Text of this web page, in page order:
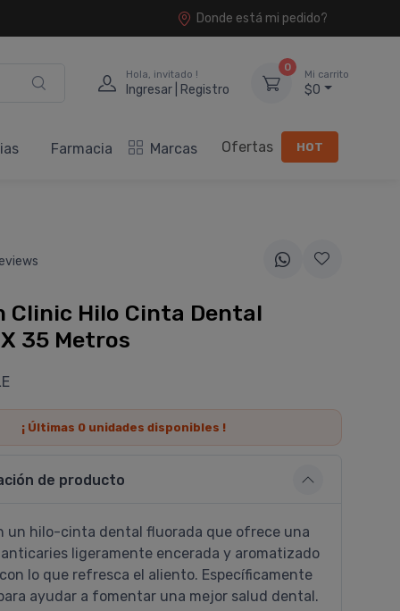
Donde está mi pedido?
Hola, invitado !
Ingresar | Registro
0
Mi carrito
$0
Farmacia Marcas Ofertas HOT
Clinic Hilo Cinta Dental
35 Metros
¡ Últimas 0 unidades disponibles !
de producto
un hilo-cinta dental fluorada que ofrece una
ligeramente encerada y aromatizado
lo que refresca el aliento. Especí­ficamente
ayudar a fomentar una mejor salud dental.